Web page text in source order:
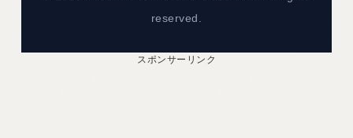
reserved.
スポンサーリンク